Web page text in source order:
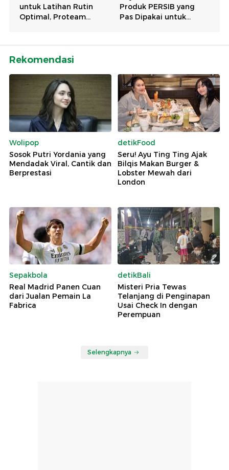
Rekomendasi
Wolipop
Sosok Putri Yordania yang
Mendadak Viral, Cantik dan
Berprestasi
detikFood
Seru! Ayu Ting Ting Ajak
Bilqis Makan Burger &
Lobster Mewah dari
London
Sepakbola
Real Madrid Panen Cuan
dari Jualan Pemain La
Fabrica
detikBali
Misteri Pria Tewas
Telanjang di Penginapan
Usai Check In dengan
Perempuan
Selengkapnya